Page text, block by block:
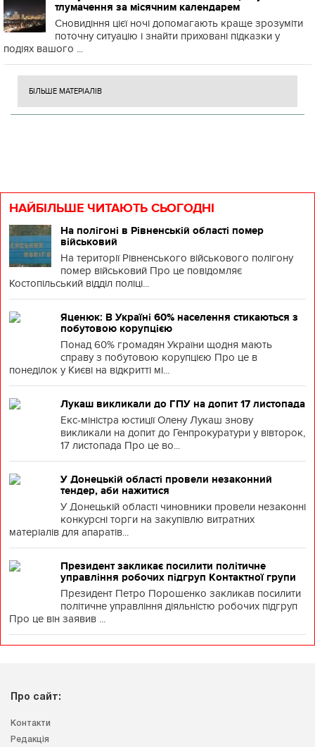
тлумачення за місячним календарем
Сновидіння цієї ночі допомагають краще зрозуміти
поточну ситуацію і знайти приховані підказки у
подіях вашого ...
БІЛЬШЕ МАТЕРІАЛІВ
НАЙБІЛЬШЕ ЧИТАЮТЬ СЬОГОДНІ
На полігоні в Рівненській області помер
військовий
На території Рівненського військового полігону
помер військовий Про це повідомляє
Костопільський відділ поліці...
Яценюк: В Україні 60% населення стикаються з
побутовою корупцією
Понад 60% громадян України щодня мають
справу з побутовою корупцією Про це в
понеділок у Києві на відкритті мі...
Лукаш викликали до ГПУ на допит 17 листопада
Екс-міністра юстиції Олену Лукаш знову
викликали на допит до Генпрокуратури у вівторок,
17 листопада Про це во...
У Донецькій області провели незаконний
тендер, аби нажитися
У Донецькій області чиновники провели незаконні
конкурсні торги на закупівлю витратних
матеріалів для апаратів...
Президент закликає посилити політичне
управління робочих підгруп Контактної групи
Президент Петро Порошенко закликав посилити
політичне управління діяльністю робочих підгруп
Про це він заявив ...
Про сайт:
Контакти
Редакція